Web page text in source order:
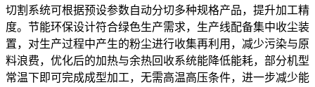
切割系统可根据预设参数自动分切多种规格产品，提升加工精
度。节能环保设计符合绿色生产需求，生产线配备集中收尘装
置，对生产过程中产生的粉尘进行收集再利用，减少污染与原
料浪费，优化后的加热与余热回收系统能降低能耗，部分机型
常温下即可完成成型加工，无需高温高压条件，进一步减少能